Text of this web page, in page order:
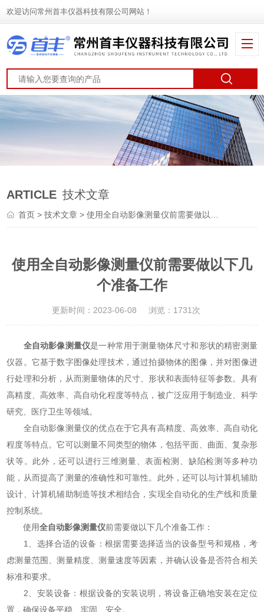
欢迎访问常州首丰仪器科技有限公司网站！
ARTICLE 技术文章
首页 >技术文章 > 使用全自动影像测量仪前需要做以下几个准备工作
使用全自动影像测量仪前需要做以下几
个准备工作
更新时间：2023-06-08 浏览：1731次
全自动影像测量仪是一种常用于测量物体尺寸和形状的精密测量
仪器。它基于数字图像处理技术，通过拍摄物体的图像，并对图像进
行处理和分析，从而测量物体的尺寸、形状和表面特征等参数。具有
高精度、高效率、高自动化程度等特点，被广泛应用于制造业、科学
研究、医疗卫生等领域。
全自动影像测量仪的优点在于它具有高精度、高效率、高自动化
程度等特点。它可以测量不同类型的物体，包括平面、曲面、复杂形
状等。此外，还可以进行三维测量、表面检测、缺陷检测等多种功
能，从而提高了测量的准确性和可靠性。此外，还可以与计算机辅助
设计、计算机辅助制造等技术相结合，实现全自动化的生产线和质量
控制系统。
使用全自动影像测量仪前需要做以下几个准备工作：
1、选择合适的设备：根据需要选择适当的设备型号和规格，考
虑测量范围、测量精度、测量速度等因素，并确认设备是否符合相关
标准和要求。
2、安装设备：根据设备的安装说明，将设备正确地安装在定位
置，确保设备平稳、牢固、安全。